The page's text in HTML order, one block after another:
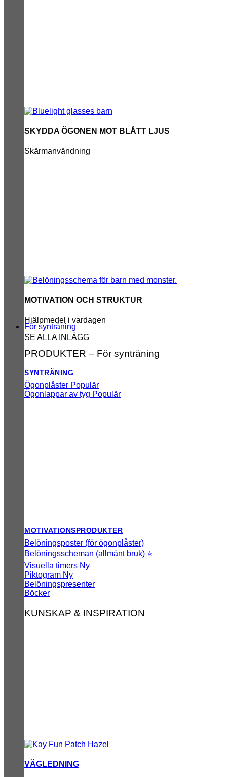
SKYDDA ÖGONEN MOT BLÅTT LJUS
Skärmanvändning
MOTIVATION OCH STRUKTUR
Hjälpmedel i vardagen
SE ALLA INLÄGG
För synträning
PRODUKTER – För synträning
SYNTRÄNING
Ögonplåster
Ögonlappar av tyg
MOTIVATIONSPRODUKTER
Belöningsposter (för ögonplåster)
Belöningsscheman (allmänt bruk) ⭐
Visuella timers
Piktogram
Belöningspresenter
Böcker
KUNSKAP & INSPIRATION
VÄGLEDNING